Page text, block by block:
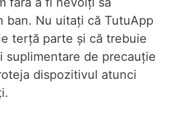
ban. Nu uitați că TutuApp
terță parte și că trebuie
suplimentare de precauție
dispozitivul atunci